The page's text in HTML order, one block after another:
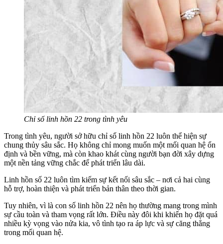
Chỉ số linh hồn 22 trong tình yêu
Trong tình yêu, người sở hữu chỉ số linh hồn 22 luôn thể hiện sự
chung thủy sâu sắc. Họ không chỉ mong muốn một mối quan hệ ổn
định và bền vững, mà còn khao khát cùng người bạn đời xây dựng
một nền tảng vững chắc để phát triển lâu dài.
Linh hồn số 22 luôn tìm kiếm sự kết nối sâu sắc – nơi cả hai cùng
hỗ trợ, hoàn thiện và phát triển bản thân theo thời gian.
Tuy nhiên, vì là con số linh hồn 22 nên họ thường mang trong mình
sự cầu toàn và tham vọng rất lớn. Điều này đôi khi khiến họ đặt quá
nhiều kỳ vọng vào nửa kia, vô tình tạo ra áp lực và sự căng thẳng
trong mối quan hệ.